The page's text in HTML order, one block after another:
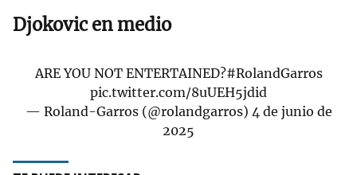
Djokovic en medio
ARE YOU NOT ENTERTAINED?#RolandGarros
pic.twitter.com/8uUEH5jdid
— Roland-Garros (@rolandgarros) 4 de junio de
2025